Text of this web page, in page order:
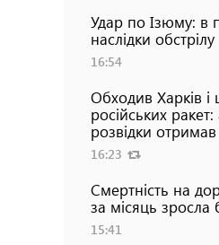
Удар по Ізюму: в
наслідки обстрілу
16:54
Обходив Харків і
російських ракет:
розвідки отримав
16:23
Смертність на
за місяць зросла
15:41